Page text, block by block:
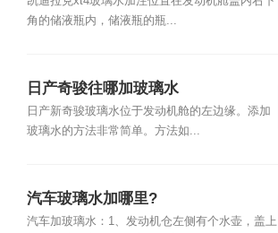
角的储液瓶内，储液瓶的瓶...
日产奇骏往哪加玻璃水
日产新奇骏玻璃水位于发动机舱的左边缘。添加
玻璃水的方法非常简单。方法如...
汽车玻璃水加哪里?
汽车加玻璃水：1、发动机仓左侧有个水壶，盖上